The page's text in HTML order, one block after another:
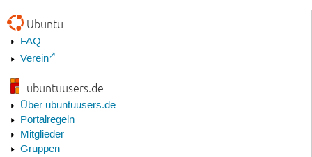
Ubuntu
FAQ
Verein
ubuntuusers.de
Über ubuntuusers.de
Portalregeln
Mitglieder
Gruppen